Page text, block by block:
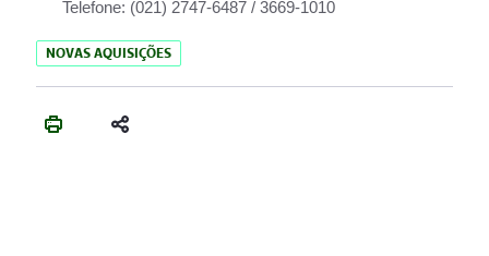
Telefone: (021) 2747-6487 / 3669-1010
NOVAS AQUISIÇÕES